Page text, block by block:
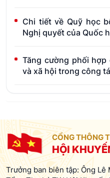
Chi tiết về Quỹ học
Nghị quyết của Quốc
Tăng cường phối
và xã hội trong công
CỔNG THÔNG
HỘI
Trưởng ban biên tập: Ông Lê